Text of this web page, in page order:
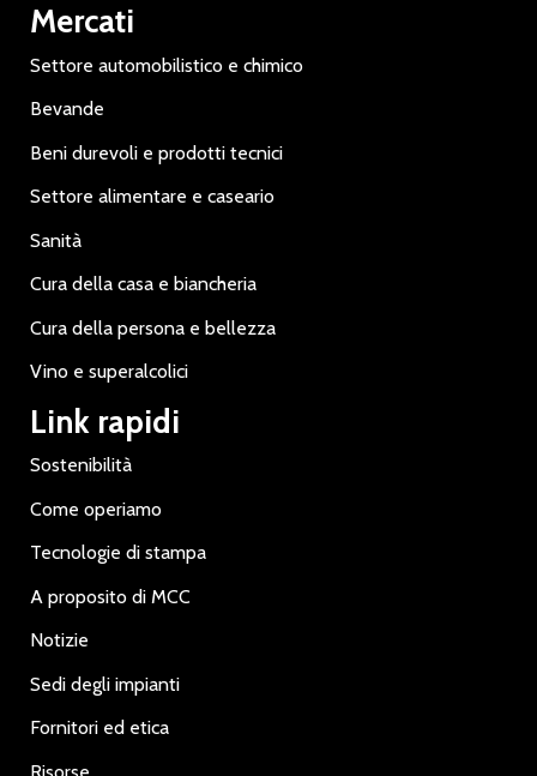
Mercati
Settore automobilistico e chimico
Bevande
Beni durevoli e prodotti tecnici
Settore alimentare e caseario
Sanità
Cura della casa e biancheria
Cura della persona e bellezza
Vino e superalcolici
Link rapidi
Sostenibilità
Come operiamo
Tecnologie di stampa
A proposito di MCC
Notizie
Sedi degli impianti
Fornitori ed etica
Risorse